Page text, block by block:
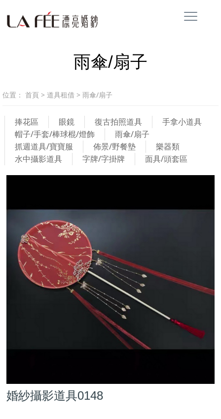
雨傘/扇子
位置： 首頁 > 道具租借 > 雨傘/扇子
捧花區 眼鏡 復古拍照道具
手拿小道具
帽子/手套/棒球棍/燈飾
雨傘/扇子
抓週道具/寶寶服
佈景/野餐墊
樂器類
水中攝影道具
字牌/字掛牌 面具/頭套區
婚紗攝影道具0148